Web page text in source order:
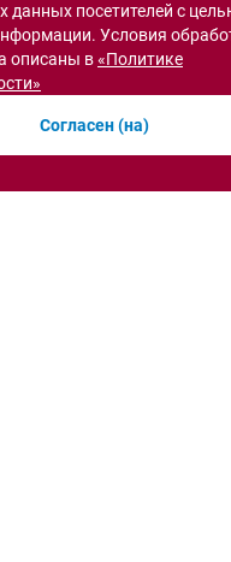
данных посетителей с
Условия
описаны в«Политике
Согласен (на)